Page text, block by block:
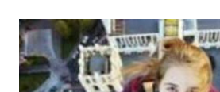
sfumate, quasi magiche. Tutto si
attenua, anche le rughe del viso e
(Romano Battaglia) È di notte che